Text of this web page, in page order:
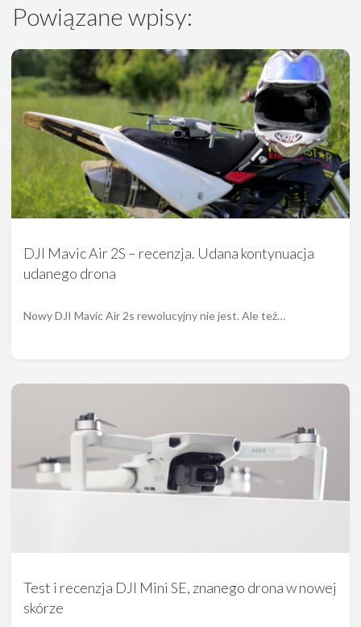
Powiązane wpisy:
DJI Mavic Air 2S – recenzja. Udana kontynuacja
udanego drona
Nowy DJI Mavic Air 2s rewolucyjny nie jest. Ale też…
Test i recenzja DJI Mini SE, znanego drona w nowej
skórze